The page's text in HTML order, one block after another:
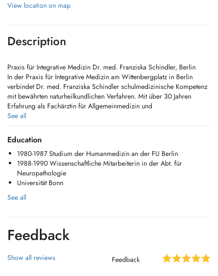
View location on map
Description
Praxis für Integrative Medizin Dr. med. Franziska Schindler, Berlin
In der Praxis für Integrative Medizin am Wittenbergplatz in Berlin
verbindet Dr. med. Franziska Schindler schulmedizinische Kompetenz
mit bewährten naturheilkundlichen Verfahren. Mit über 30 Jahren
Erfahrung als Fachärztin für Allgemeinmedizin und
Zusatzqualifikationen in Naturheilverfahren, Akupunktur, Hypnose und
psychosomatischer Medizin bietet sie eine ganzheitliche Betreuung für
Körper und Seele.
Behandlungsschwerpunkte
Naturheilkunde & Ordnungstherapie: Individuelle Therapiekonzepte
basierend auf Ernährung, Bewegung, Phytotherapie und
Lebensstilberatung.
Hypnose & EFT (Emotional Freedom Techniques): Effektive Methoden
zur Stressbewältigung, Raucherentwöhnung und zur Unterstützung bei
See all
Education
1980-1987 Studium der Humanmedizin an der FU Berlin
1988-1990 Wissenschaftliche Mitarbeiterin in der Abt. für
Neuropathologie
Universität Bonn
See all
Feedback
Show all reviews Feedback